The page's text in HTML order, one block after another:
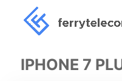
IPHONE 7